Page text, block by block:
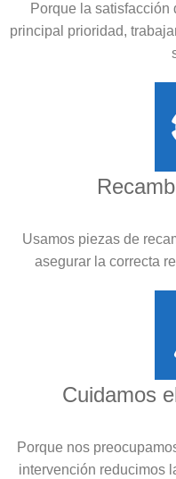
Porque la satisfacción
principal prioridad,
Usamos piezas de
asegurar la correcta
Cuidamos
Porque nos
intervención reducimos